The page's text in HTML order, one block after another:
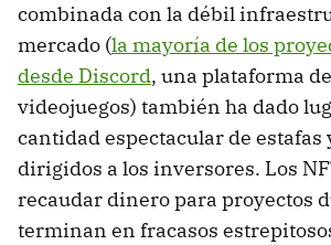
combinada con la débil
mercado (la mayoría de los
desde Discord, una plataforma
videojuegos) también ha dado
cantidad espectacular de estafas
dirigidos a los inversores. Los
recaudar dinero para proyectos
terminan en fracasos